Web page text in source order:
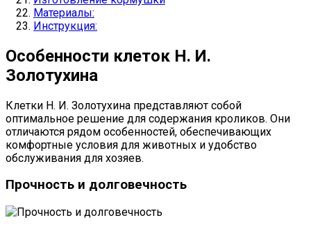
Материалы:
Инструкция:
Особенности клеток Н. И.
Золотухина
Клетки Н. И. Золотухина представляют собой
оптимальное решение для содержания кроликов. Они
отличаются рядом особенностей, обеспечивающих
комфортные условия для животных и удобство
обслуживания для хозяев.
Прочность и долговечность